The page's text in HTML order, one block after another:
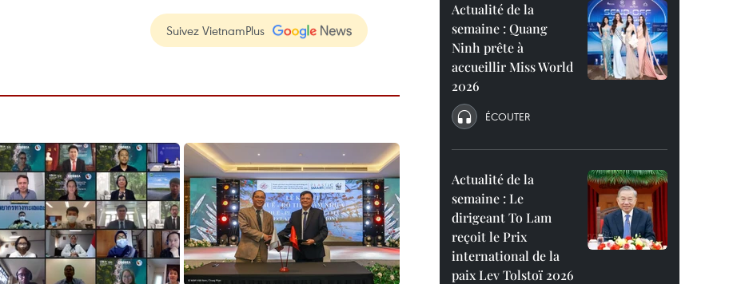
Suivez VietnamPlus
Actualité de la
semaine : Quang
Ninh prête à
accueillir Miss World
2026
ÉCOUTER
Actualité de la
semaine : Le
dirigeant To Lam
reçoit le Prix
international de la
paix Lev Tolstoï 2026